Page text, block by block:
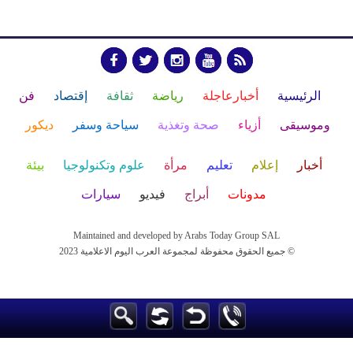
الرئيسية أخبارعاجلة رياضة ثقافة إقتصاد فن
وموسيقى أزياء صحة وتغذية سياحة وسفر ديكور
أخبار إعلام تعليم مرأة علوم وتكنولوجيا بيئة
مدونات أبراج فيديو سيارات
Maintained and developed by Arabs Today Group SAL
جميع الحقوق محفوظة لمجموعة العرب اليوم الاعلامية 2023 ©